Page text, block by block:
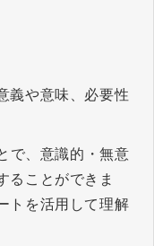
義や意味、必要性
で、意識的・無意
ることができま
トを活用して理解